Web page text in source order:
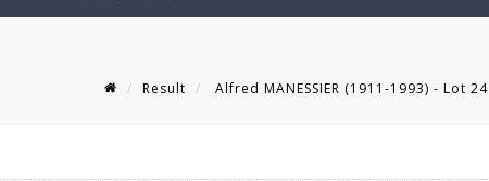
Result Alfred MANESSIER (1911-1993) - Lot 24